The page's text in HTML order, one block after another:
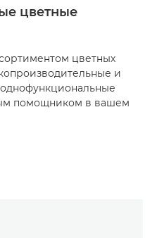
цветные
цветных
и
помощником в вашем